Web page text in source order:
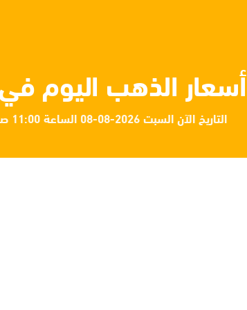
أسعار الذهب اليوم
التاريخ الآن السبت 2026-08-08 الساعة 11:00 صباحاً